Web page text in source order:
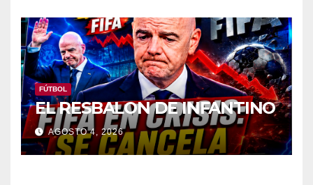
FÚTBOL
EL RESBALON DE INFANTINO
AGOSTO 4, 2026